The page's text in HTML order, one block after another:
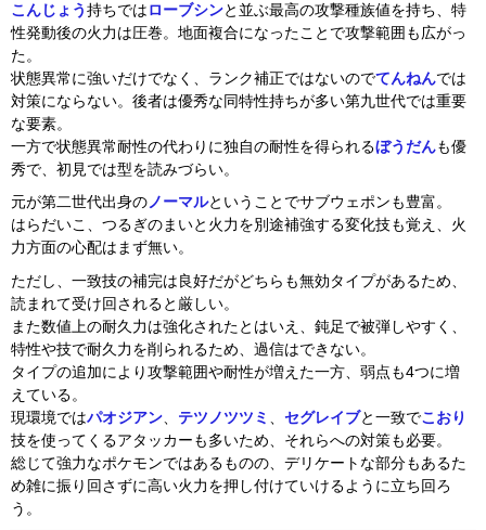
こんじょう持ちでは ローブシンと並ぶ最高の攻撃種族値を持ち、特
性発動後の火力は圧巻。地面複合になったことで攻撃範囲も広がっ
た。
状態異常に強いだけでなく、ランク補正ではないのでてんねんでは
対策にならない。後者は優秀な同特性持ちが多い第九世代では重要
な要素。
一方で状態異常耐性の代わりに独自の耐性を得られるぼうだんも優
秀で、初見では型を読みづらい。
元が第二世代出身のノーマルということでサブウェポンも豊富。
はらだいこ、つるぎのまいと火力を別途補強する変化技も覚え、火
力方面の心配はまず無い。
ただし、一致技の補完は良好だがどちらも無効タイプがあるため、
読まれて受け回されると厳しい。
また数値上の耐久力は強化されたとはいえ、鈍足で被弾しやすく、
特性や技で耐久力を削られるため、過信はできない。
タイプの追加により攻撃範囲や耐性が増えた一方、弱点も4つに増
えている。
現環境ではパオジアン テツノツツミ 、セグレイブと一致でこおり
技を使ってくるアタッカーも多いため、それらへの対策も必要。
総じて強力なポケモンではあるものの、デリケートな部分もあるた
め雑に振り回さずに高い火力を押し付けていけるように立ち回ろ
う。